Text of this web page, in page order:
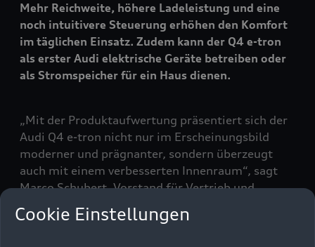
Mehr Reichweite, höhere Ladeleistung und eine
noch intuitivere Steuerung erhöhen den Komfort
im täglichen Einsatz. Zudem kann der Q4 e-tron
als erster Audi elektrische Geräte betreiben oder
als Stromspeicher für ein Haus dienen.
„Mit der Produktaufwertung präsentiert sich der
Audi Q4 e-tron nicht nur im Erscheinungsbild
moderner und prägnanter, sondern überzeugt
auch mit einem verbesserten Innenraum“, sagt
Marco Schubert, Vorstand für Vertrieb und
Marketing. „Neue Funktionen und zahlreiche
Verbesserungen am Fahrzeug gestalten den
Cookie Einstellungen